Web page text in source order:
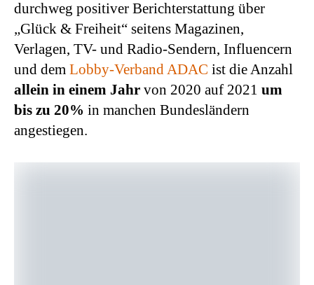
durchweg positiver Berichterstattung über
„Glück & Freiheit“ seitens Magazinen,
Verlagen, TV- und Radio-Sendern, Influencern
und dem Lobby-Verband ADAC ist die Anzahl
allein in einem Jahr von 2020 auf 2021 um
bis zu 20% in manchen Bundesländern
angestiegen.